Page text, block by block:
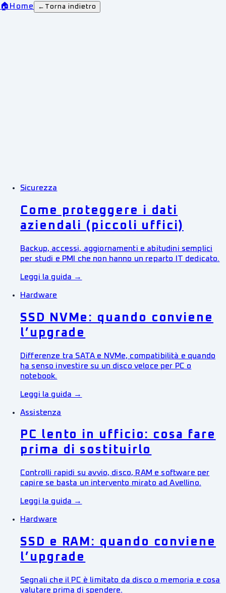
🏠 Home ← Torna indietro
Sicurezza
Come proteggere i dati
aziendali (piccoli uffici)
Backup, accessi, aggiornamenti e abitudini semplici
per studi e PMI che non hanno un reparto IT dedicato.
Leggi la guida →
Hardware
SSD NVMe: quando conviene
l’upgrade
Differenze tra SATA e NVMe, compatibilità e quando
ha senso investire su un disco veloce per PC o
notebook.
Leggi la guida →
Assistenza
PC lento in ufficio: cosa fare
prima di sostituirlo
Controlli rapidi su avvio, disco, RAM e software per
capire se basta un intervento mirato ad Avellino.
Leggi la guida →
Hardware
SSD e RAM: quando conviene
l’upgrade
Segnali che il PC è limitato da disco o memoria e cosa
valutare prima di spendere.